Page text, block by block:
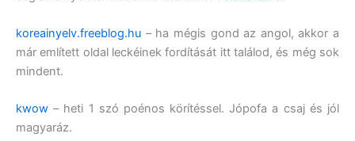
koreainyelv.freeblog.hu – ha mégis gond az angol, akkor a
már említett oldal leckéinek fordítását itt találod, és még sok
mindent.
kwow – heti 1 szó poénos körítéssel. Jópofa a csaj és jól
magyaráz.